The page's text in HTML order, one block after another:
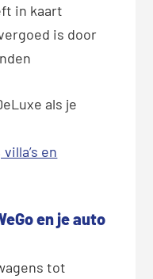
in kaart
is door
als je
en
en je auto
tot